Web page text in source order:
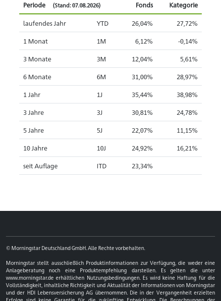
Periode (Stand: 07.08.2026) Fonds Kategorie
laufendes Jahr YTD 26,04% 27,72%
1 Monat 1M 6,12% -0,14%
3 Monate 3M 12,04% 5,61%
6 Monate 6M 31,00% 28,97%
1 Jahr 1J 35,44% 38,98%
3 Jahre 3J 30,81% 24,78%
5 Jahre 5J 22,07% 11,15%
10 Jahre 10J 24,92% 16,21%
seit Auflage ITD 23,34%
© Morningstar Deutschland GmbH. Alle Rechte vorbehalten.
Morningstar stellt ausschließlich Produktinformationen zur Verfügung, die weder eine
Anlageberatung noch eine Produktempfehlung darstellen. Es gelten die unter
www.morningstar.de erhältlichen Nutzungsbedingungen. Es wird keine Haftung für die
Vollständigkeit, inhaltliche Richtigkeit und Aktualität der Informationen von Morningstar
und der HDI Lebensversicherung AG übernommen. Die in der Vergangenheit erzielten